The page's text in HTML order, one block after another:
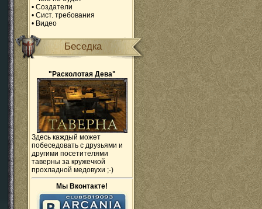
• Создатели
• Сист. требования
• Видео
Беседка
"Расколотая Дева"
Здесь каждый может
побеседовать с друзьями и
другими посетителями
таверны за кружечкой
прохладной медовухи ;-)
Мы Вконтакте!